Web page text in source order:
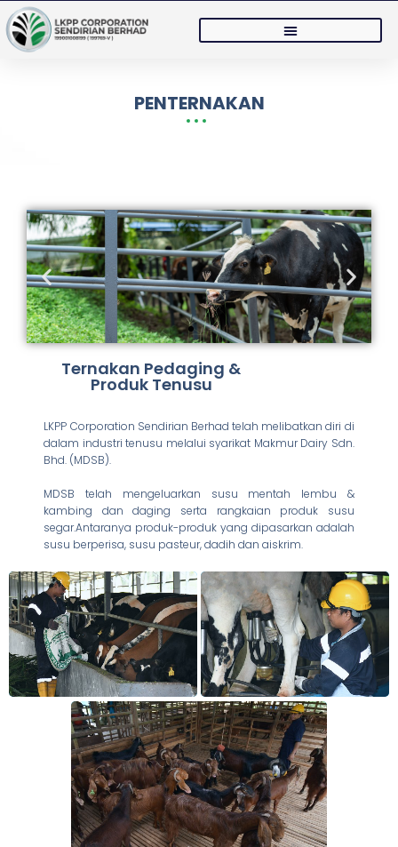
PENTERNAKAN
Ternakan Pedaging &
Produk Tenusu
LKPP Corporation Sendirian Berhad telah melibatkan diri di
dalam industri tenusu melalui syarikat Makmur Dairy Sdn.
Bhd. (MDSB).
MDSB telah mengeluarkan susu mentah lembu &
kambing dan daging serta rangkaian produk susu
segar.Antaranya produk-produk yang dipasarkan adalah
susu berperisa, susu pasteur, dadih dan aiskrim.